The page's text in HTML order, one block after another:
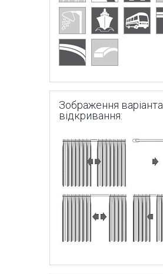
Зображення варіанта
відкривання: